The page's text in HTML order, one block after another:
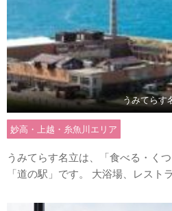
うみてらす
妙高・上越・糸魚川エリア
うみてらす名立は、「食べる・く
「道の駅」です。 大浴場、レスト